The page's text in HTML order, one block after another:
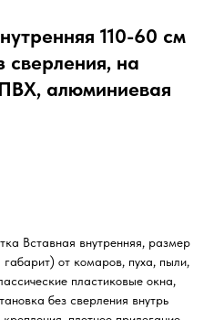
110-60 см
сверления, на
алюминиевая
Вставная внутренняя, размер
от комаров, пуха, пыли,
пластиковые окна,
без сверления внутрь